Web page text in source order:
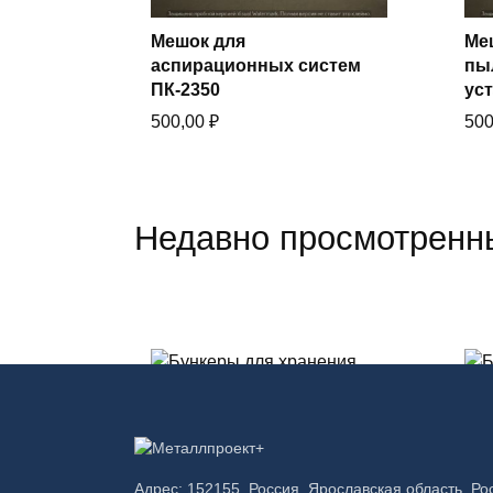
Купить в один клик
Мешок для
аспирационных систем
ПК-2350
500,00 ₽
Недавно
Адрес: 152155, Россия, Ярославская область,